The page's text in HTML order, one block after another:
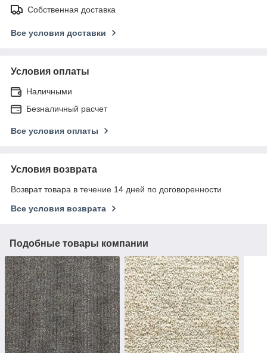
Собственная доставка
Все условия доставки
Условия оплаты
Наличными
Безналичный расчет
Все условия оплаты
Условия возврата
Возврат товара в течение 14 дней по договоренности
Все условия возврата
Подобные товары компании